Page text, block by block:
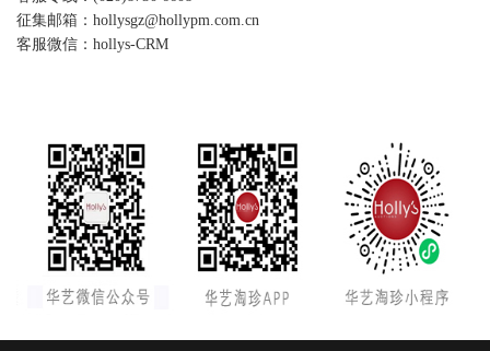
征集邮箱：hollysgz@hollypm.com.cn
客服微信：hollys-CRM